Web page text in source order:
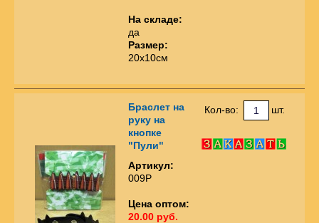
На складе:
да
Размер:
20х10см
Браслет на
руку на
кнопке
"Пули"
Артикул:
009Р
Цена оптом:
20.00 руб.
Кол-во: шт.